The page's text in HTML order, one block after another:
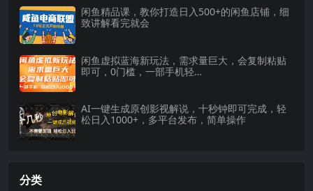
闲鱼精品课，教你打造日入500+的闲鱼店铺，细
致讲解看完就会
闲鱼虚拟蓝海新玩法，需求量巨大，会复制粘贴
即可，0门槛，一部手机轻…
AI一键生成原创影视解说，十秒钟即可完成，轻
松日入1000+，多平台发布，简单操作
分类